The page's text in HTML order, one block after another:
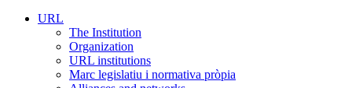
URL
The Institution
Organization
URL institutions
Marc legislatiu i normativa pròpia